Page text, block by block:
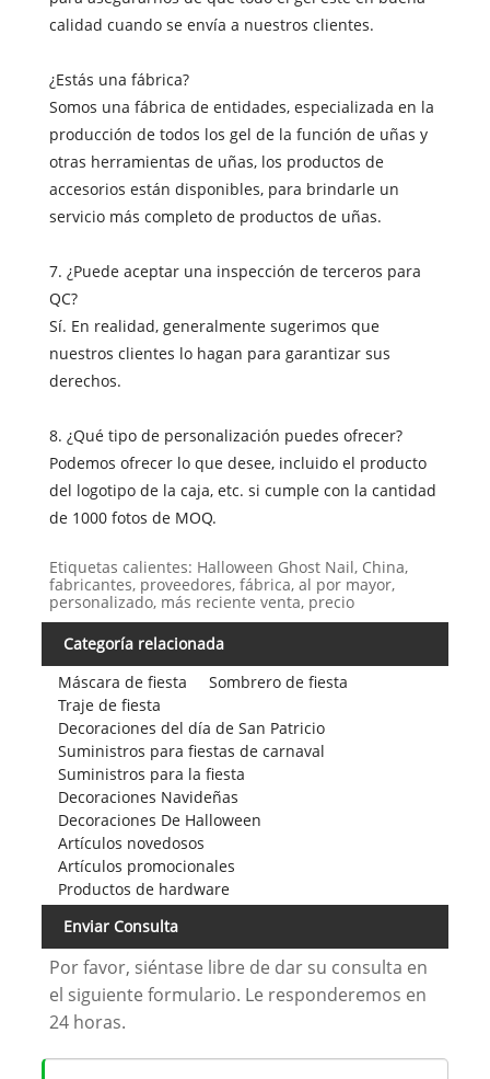
calidad cuando se envía a nuestros clientes.
¿Estás una fábrica?
Somos una fábrica de entidades, especializada en la
producción de todos los gel de la función de uñas y
otras herramientas de uñas, los productos de
accesorios están disponibles, para brindarle un
servicio más completo de productos de uñas.
7. ¿Puede aceptar una inspección de terceros para
QC?
Sí. En realidad, generalmente sugerimos que
nuestros clientes lo hagan para garantizar sus
derechos.
8. ¿Qué tipo de personalización puedes ofrecer?
Podemos ofrecer lo que desee, incluido el producto
del logotipo de la caja, etc. si cumple con la cantidad
de 1000 fotos de MOQ.
Etiquetas calientes: Halloween Ghost Nail, China,
fabricantes, proveedores, fábrica, al por mayor,
personalizado, más reciente venta, precio
Categoría relacionada
Máscara de fiesta
Sombrero de fiesta
Traje de fiesta
Decoraciones del día de San Patricio
Suministros para fiestas de carnaval
Suministros para la fiesta
Decoraciones Navideñas
Decoraciones De Halloween
Artículos novedosos
Artículos promocionales
Productos de hardware
Enviar Consulta
Por favor, siéntase libre de dar su consulta en
el siguiente formulario. Le responderemos en
24 horas.